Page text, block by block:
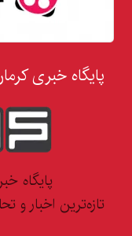
پایگاه خبری
پایگاه
تازه‌ترین اخبار و